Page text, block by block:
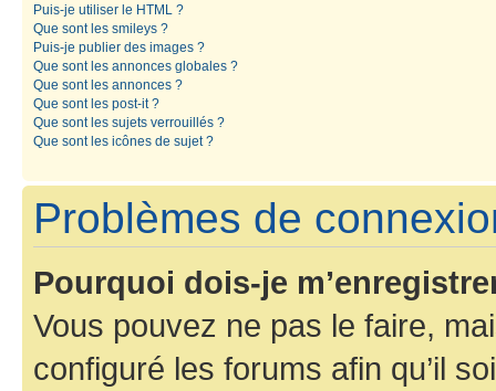
Puis-je utiliser le HTML ?
Que sont les smileys ?
Puis-je publier des images ?
Que sont les annonces globales ?
Que sont les annonces ?
Que sont les post-it ?
Que sont les sujets verrouillés ?
Que sont les icônes de sujet ?
Problèmes de
Pourquoi dois-je
Vous pouvez ne pas le faire,
configuré les forums afin qu’il